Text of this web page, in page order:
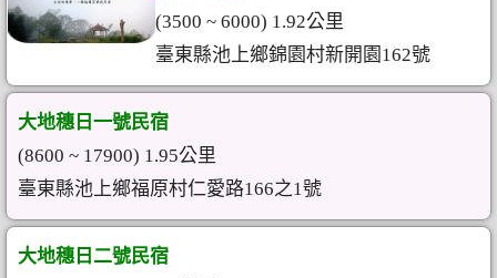
(3500 ~ 6000) 1.92公里
臺東縣池上鄉錦園村新開園162號
大地穗日一號民宿
(8600 ~ 17900) 1.95公里
臺東縣池上鄉福原村仁愛路166之1號
大地穗日二號民宿